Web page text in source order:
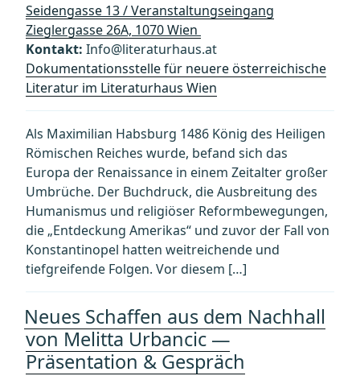
Seidengasse 13 / Veranstaltungseingang
Zieglergasse 26A, 1070 Wien
Kontakt: Info@literaturhaus.at
Dokumentationsstelle für neuere österreichische
Literatur im Literaturhaus Wien
Als Maximilian Habsburg 1486 König des Heiligen
Römischen Reiches wurde, befand sich das
Europa der Renaissance in einem Zeitalter großer
Umbrüche. Der Buchdruck, die Ausbreitung des
Humanismus und religiöser Reformbewegungen,
die „Entdeckung Amerikas“ und zuvor der Fall von
Konstantinopel hatten weitreichende und
tiefgreifende Folgen. Vor diesem […]
Neues Schaffen aus dem Nachhall
von Melitta Urbancic —
Präsentation & Gespräch